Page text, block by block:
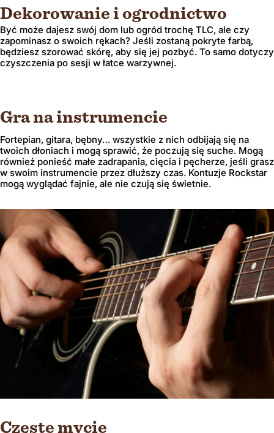
Dekorowanie i ogrodnictwo
Być może dajesz swój dom lub ogród trochę TLC, ale czy
zapominasz o swoich rękach? Jeśli zostaną pokryte farbą,
będziesz szorować skórę, aby się jej pozbyć. To samo dotyczy
czyszczenia po sesji w łatce warzywnej.
Gra na instrumencie
Fortepian, gitara, bębny… wszystkie z nich odbijają się na
twoich dłoniach i mogą sprawić, że poczują się suche. Mogą
również ponieść małe zadrapania, cięcia i pęcherze, jeśli grasz
w swoim instrumencie przez dłuższy czas. Kontuzje Rockstar
mogą wyglądać fajnie, ale nie czują się świetnie.
Częste mycie